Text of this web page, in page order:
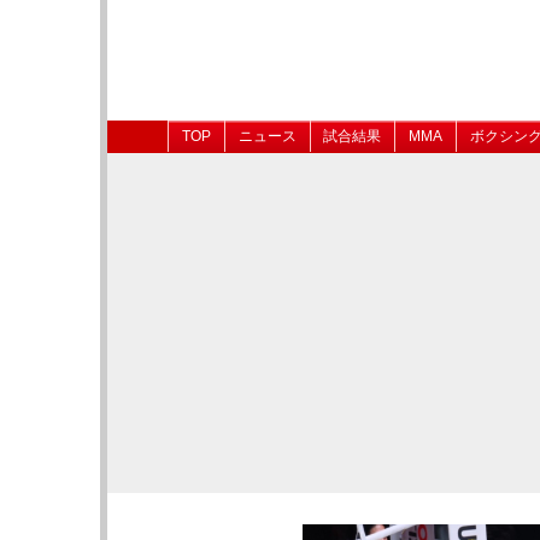
TOP ニュース 試合結果 MMA ボクシン